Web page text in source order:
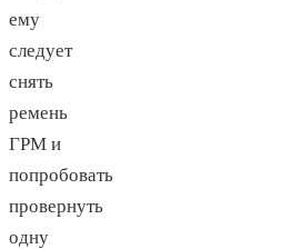
ему
следует
снять
ремень
ГРМ и
попробовать
провернуть
одну